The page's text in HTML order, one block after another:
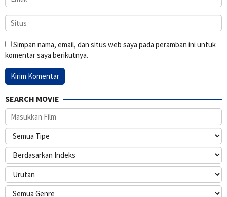
Simpan nama, email, dan situs web saya pada peramban ini untuk
komentar saya berikutnya.
SEARCH MOVIE